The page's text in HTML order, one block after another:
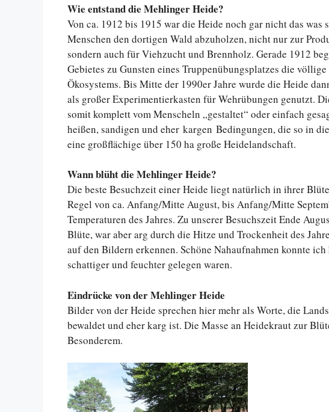
Wie entstand die Mehlinger Heide?
Von ca. 1912 bis 1915 war die Heide noch gar nicht das was
Menschen den dortigen Wald abzuholzen, nicht nur zur
sondern auch für Viehzucht und Brennholz. Gerade 1912
Gebietes zu Gunsten eines Truppenübungsplatzes die
Ökosystems. Bis Mitte der 1990er Jahre wurde die Heide
als großer Experimentierkasten für Wehrübungen genutzt.
somit komplett vom Menscheln „gestaltet“ oder einfach
heißen, sandigen und eher kargen Bedingungen, die so in
eine großflächige über 150 ha große Heidelandschaft.
Wann blüht die Mehlinger Heide?
Die beste Besuchzeit einer Heide liegt natürlich in ihrer
Regel von ca. Anfang/Mitte August, bis Anfang/Mitte
Temperaturen des Jahres. Zu unserer Besuchszeit Ende
Blüte, war aber arg durch die Hitze und Trockenheit des
auf den Bildern erkennen. Schöne Nahaufnahmen konnte
schattiger und feuchter gelegen waren.
Eindrücke von der Mehlinger Heide
Bilder von der Heide sprechen hier mehr als Worte, die
bewaldet und eher karg ist. Die Masse an Heidekraut zur
Besonderem.